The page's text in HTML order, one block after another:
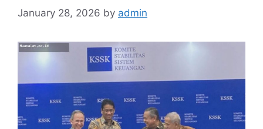
January 28, 2026 by admin